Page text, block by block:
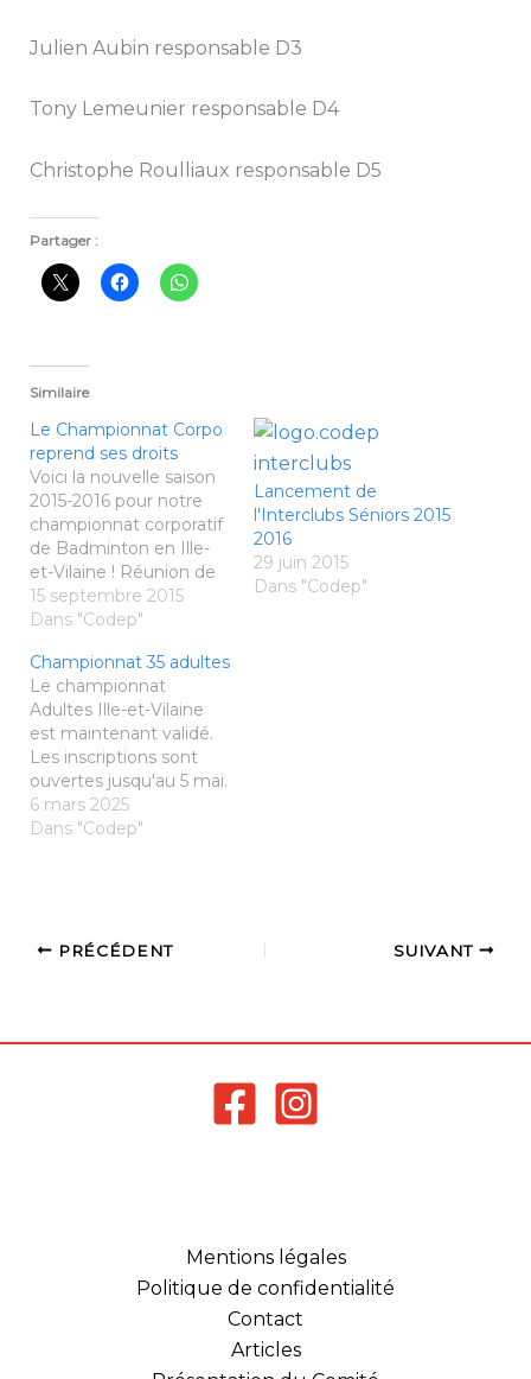
Julien Aubin responsable D3
Tony Lemeunier responsable D4
Christophe Roulliaux responsable D5
Partager :
Similaire
Le Championnat Corpo
reprend ses droits
Voici la nouvelle saison
2015-2016 pour notre
championnat corporatif
de Badminton en Ille-
et-Vilaine ! Réunion de
préparation : mercredi
30 septembre 2015 - de
si nécessaire …) - Salle
n°4 de la Maison des
sports, 13bis Avenue de
Cucillé à Rennes Nous
débattrons de la
nouvelle saison et…
15 septembre 2015
Dans "Codep"
Lancement de
l'Interclubs Séniors 2015
2016
29 juin 2015
Dans "Codep"
Championnat 35 adultes
Le championnat
Adultes Ille-et-Vilaine
est maintenant validé.
Les inscriptions sont
ouvertes jusqu'au 5 mai.
Avant de vous inscrire
(https://badnet.fr/tourno
d'inscription attractifs
6 mars 2025
Dans "Codep"
PRÉCÉDENT SUIVANT
Mentions légales
Politique de confidentialité
Contact
Articles